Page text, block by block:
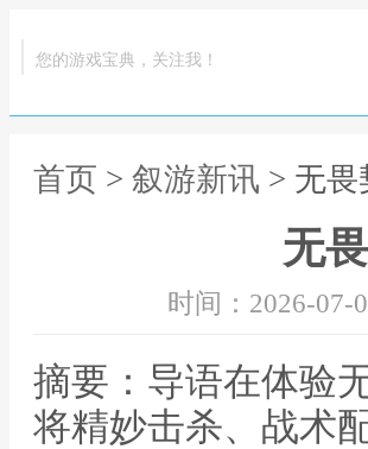
您的游戏宝典，关注我！
首页 > 叙游新讯 > 无
无
时间：2026-07-
摘要：导语在体验
将精妙击杀、战术